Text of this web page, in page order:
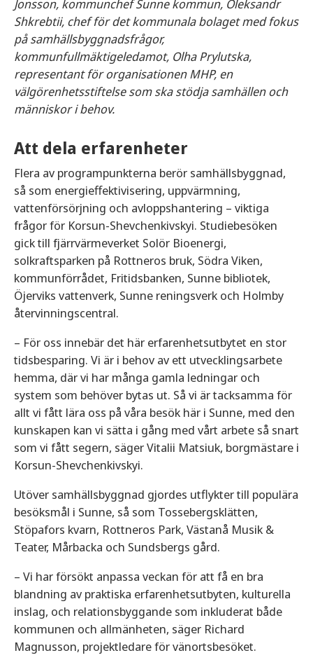
Jonsson, kommunchef Sunne kommun, Oleksandr
Shkrebtii, chef för det kommunala bolaget med fokus
på samhällsbyggnadsfrågor,
kommunfullmäktigeledamot, Olha Prylutska,
representant för organisationen MHP, en
välgörenhetsstiftelse som ska stödja samhällen och
människor i behov.
Att dela erfarenheter
Flera av programpunkterna berör samhällsbyggnad,
så som energieffektivisering, uppvärmning,
vattenförsörjning och avloppshantering – viktiga
frågor för Korsun-Shevchenkivskyi. Studiebesöken
gick till fjärrvärmeverket Solör Bioenergi,
solkraftsparken på Rottneros bruk, Södra Viken,
kommunförrådet, Fritidsbanken, Sunne bibliotek,
Öjerviks vattenverk, Sunne reningsverk och Holmby
återvinningscentral.
– För oss innebär det här erfarenhetsutbytet en stor
tidsbesparing. Vi är i behov av ett utvecklingsarbete
hemma, där vi har många gamla ledningar och
system som behöver bytas ut. Så vi är tacksamma för
allt vi fått lära oss på våra besök här i Sunne, med den
kunskapen kan vi sätta i gång med vårt arbete så snart
som vi fått segern, säger Vitalii Matsiuk, borgmästare i
Korsun-Shevchenkivskyi.
Utöver samhällsbyggnad gjordes utflykter till populära
besöksmål i Sunne, så som Tossebergsklätten,
Stöpafors kvarn, Rottneros Park, Västanå Musik &
Teater, Mårbacka och Sundsbergs gård.
– Vi har försökt anpassa veckan för att få en bra
blandning av praktiska erfarenhetsutbyten, kulturella
inslag, och relationsbyggande som inkluderat både
kommunen och allmänheten, säger Richard
Magnusson, projektledare för vänortsbesöket.